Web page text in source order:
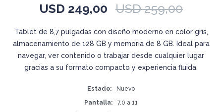
USD 249,00 USD 259,00
Tablet de 8,7 pulgadas con diseño moderno en color gris,
almacenamiento de 128 GB y memoria de 8 GB. Ideal para
navegar, ver contenido o trabajar desde cualquier lugar
gracias a su formato compacto y experiencia fluida.
Estado
Nuevo
Pantalla
7.0 a 11